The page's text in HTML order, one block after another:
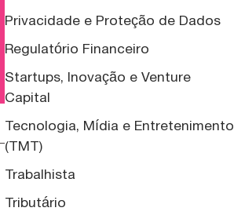
Privacidade e Proteção de Dados
Regulatório Financeiro
Startups, Inovação e Venture
Capital
Tecnologia, Mídia e Entretenimento
(TMT)
Trabalhista
Tributário